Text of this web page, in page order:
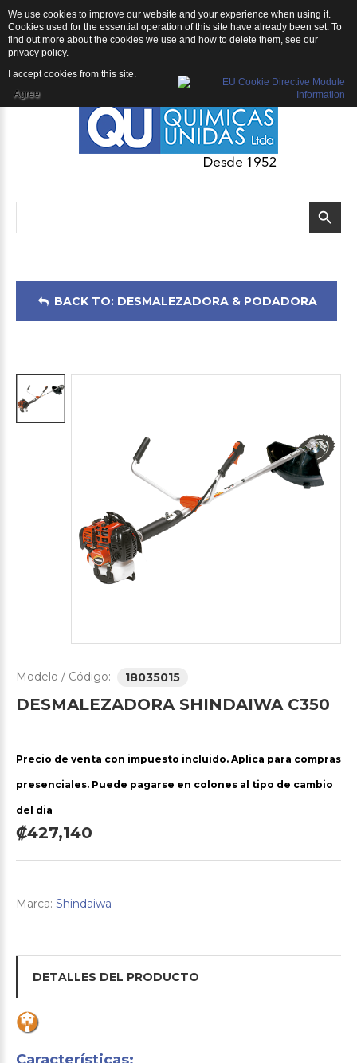
BACK TO: DESMALEZADORA & PODADORA
Modelo / Código: 18035015
DESMALEZADORA SHINDAIWA C350
Precio de venta con impuesto incluido. Aplica para compras
presenciales. Puede pagarse en colones al tipo de cambio
del dia
₡427,140
Marca: Shindaiwa
DETALLES DEL PRODUCTO
We use cookies to improve our website and your experience when using it.
Cookies used for the essential operation of this site have already been set. To
find out more about the cookies we use and how to delete them, see our
privacy policy.
I accept cookies from this site.
Agree
Desmalezadora & Podadora: Desmalezadora Shindaiwa C350